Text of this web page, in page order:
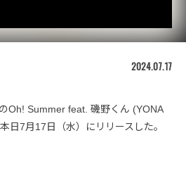
2024.07.17
Oh! Summer feat. 磯野くん (YONA
日7月17日（水）にリリースした。